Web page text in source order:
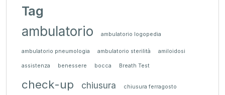
Tag
ambulatorio ambulatorio logopedia
ambulatorio pneumologia ambulatorio sterilità amiloidosi
assistenza benessere bocca Breath Test
check-up chiusura chiusura ferragosto